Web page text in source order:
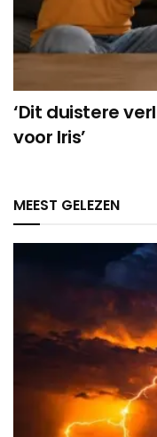
‘Dit duistere
voor Iris’
MEEST GELEZEN